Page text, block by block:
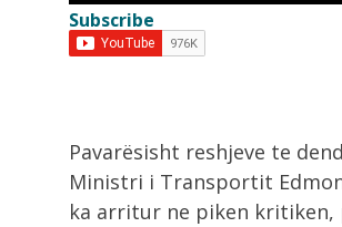
Subscribe
Pavarësisht reshjeve te
Ministri i Transportit
ka arritur ne piken
9:05
Zelensky viziton
9:00
Zjarri në
zjarrfikësit e...